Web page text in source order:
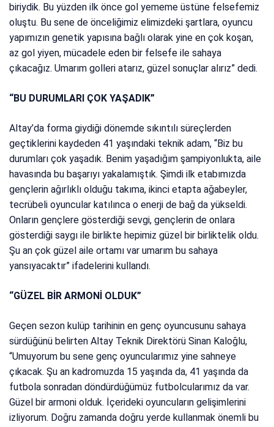
biriydik. Bu yüzden ilk önce gol yememe üstüne felsefemiz
oluştu. Bu sene de önceliğimiz elimizdeki şartlara, oyuncu
yapımızın genetik yapısına bağlı olarak yine en çok koşan,
az gol yiyen, mücadele eden bir felsefe ile sahaya
çıkacağız. Umarım golleri atarız, güzel sonuçlar alırız” dedi.
“BU DURUMLARI ÇOK YAŞADIK”
Altay’da forma giydiği dönemde sıkıntılı süreçlerden
geçtiklerini kaydeden 41 yaşındaki teknik adam, “Biz bu
durumları çok yaşadık. Benim yaşadığım şampiyonlukta, aile
havasında bu başarıyı yakalamıştık. Şimdi ilk etabımızda
gençlerin ağırlıklı olduğu takıma, ikinci etapta ağabeyler,
tecrübeli oyuncular katılınca o enerji de bağ da yükseldi.
Onların gençlere gösterdiği sevgi, gençlerin de onlara
gösterdiği saygı ile birlikte hepimiz güzel bir birliktelik oldu.
Şu an çok güzel aile ortamı var umarım bu sahaya
yansıyacaktır” ifadelerini kullandı.
“GÜZEL BİR ARMONİ OLDUK”
Geçen sezon kulüp tarihinin en genç oyuncusunu sahaya
sürdüğünü belirten Altay Teknik Direktörü Sinan Kaloğlu,
“Umuyorum bu sene genç oyuncularımız yine sahneye
çıkacak. Şu an kadromuzda 15 yaşında da, 41 yaşında da
futbola sonradan döndürdüğümüz futbolcularımız da var.
Güzel bir armoni olduk. İçerideki oyuncuların gelişimlerini
izliyorum. Doğru zamanda doğru yerde kullanmak önemli bu